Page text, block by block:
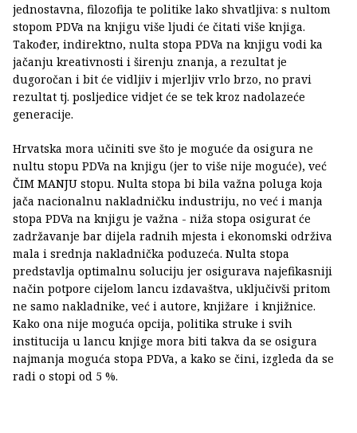
jednostavna, filozofija te politike lako shvatljiva: s nultom
stopom PDVa na knjigu više ljudi će čitati više knjiga.
Također, indirektno, nulta stopa PDVa na knjigu vodi ka
jačanju kreativnosti i širenju znanja, a rezultat je
dugoročan i bit će vidljiv i mjerljiv vrlo brzo, no pravi
rezultat tj. posljedice vidjet će se tek kroz nadolazeće
generacije.
Hrvatska mora učiniti sve što je moguće da osigura ne
nultu stopu PDVa na knjigu (jer to više nije moguće), već
ČIM MANJU stopu. Nulta stopa bi bila važna poluga koja
jača nacionalnu nakladničku industriju, no već i manja
stopa PDVa na knjigu je važna - niža stopa osigurat će
zadržavanje bar dijela radnih mjesta i ekonomski održiva
mala i srednja nakladnička poduzeća. Nulta stopa
predstavlja optimalnu soluciju jer osigurava najefikasniji
način potpore cijelom lancu izdavaštva, uključivši pritom
ne samo nakladnike, već i autore, knjižare i knjižnice.
Kako ona nije moguća opcija, politika struke i svih
institucija u lancu knjige mora biti takva da se osigura
najmanja moguća stopa PDVa, a kako se čini, izgleda da se
radi o stopi od 5 %.